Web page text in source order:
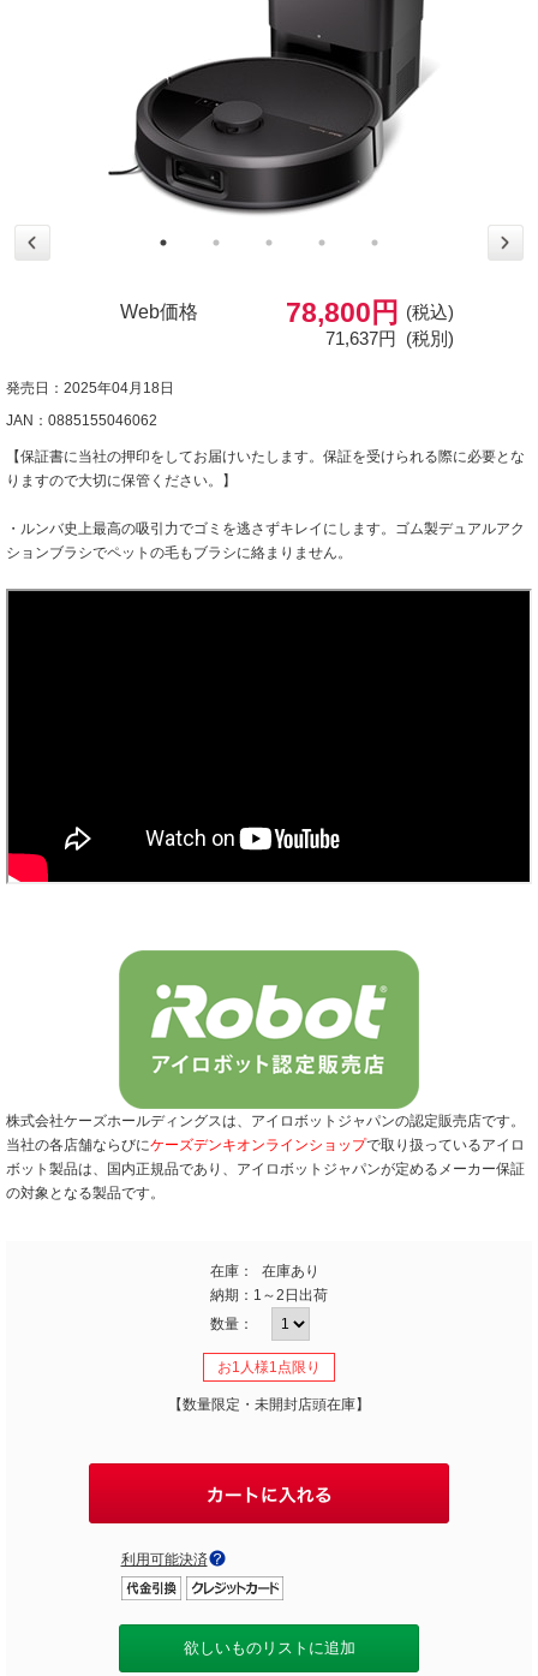
Web価格 78,800円
(税込)
71,637円 (税別)
発売日：2025年04月18日
JAN：0885155046062
【保証書に当社の押印をしてお届けいたします。保証を受けられる際に必要とな
りますので大切に保管ください。】
・ルンバ史上最高の吸引力でゴミを逃さずキレイにします。ゴム製デュアルアク
ションブラシでペットの毛もブラシに絡まりません。
株式会社ケーズホールディングスは、アイロボットジャパンの認定販売店です。
当社の各店舗ならびにケーズデンキオンラインショップで取り扱っているアイロ
ボット製品は、国内正規品であり、アイロボットジャパンが定めるメーカー保証
の対象となる製品です。
在庫：
在庫あり
納期： 1～2日出荷
数量：
お1人様1点限り
【数量限定・未開封店頭在庫】
利用可能決済
欲しいものリストに追加